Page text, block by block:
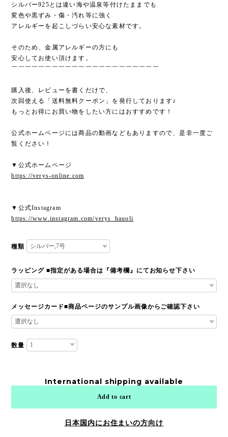
シルバー925とは違い海や温泉等付けたままでも
変色や黒ずみ・傷・汚れ等に強く
アレルギーを起こしづらい安心な素材です。
そのため、金属アレルギーの方にも
安心してお使い頂けます。
￣￣￣￣￣￣￣￣￣￣￣￣￣￣￣￣￣￣￣￣￣￣
購入後、レビューを書くだけで、
次回使える「送料無料クーポン」を発行しております♪
もっとお得にお買い物をしたい方にはおすすめです！
公式ホームページには商品の動画などもありますので、是非一度ご
覧ください！
▼公式ホームページ
https://verys-online.com
▼公式Instagram
https://www.instagram.com/verys_hauoli
種類
ラッピング ■指定がある場合は『備考欄』にてお知らせ下さい
メッセージカード■商品ページのサンプル画像からご確認下さい
数量
International shipping available
Add to cart
日本国内にお住まいの方向け